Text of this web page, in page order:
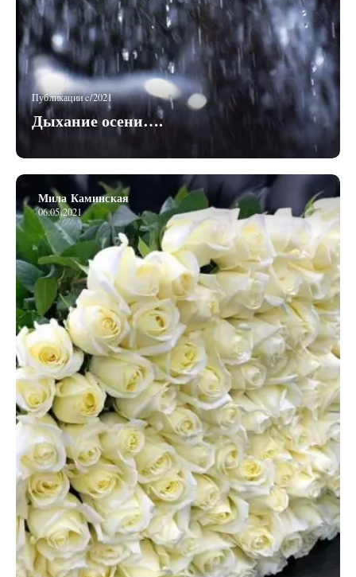
Публикации c/2021
Дыхание осени….
Мила Каминская
06.05.2021